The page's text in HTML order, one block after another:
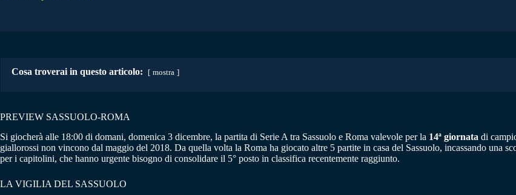
Cosa troverai in questo articolo: mostra
PREVIEW SASSUOLO-ROMA
Si giocherà alle 18:00 di domani, domenica 3 dicembre, la partita di Serie A tra Sassuolo e Roma valevole per la 14ª giornata di
giallorossi non vincono dal maggio del 2018. Da quella volta la Roma ha giocato altre 5 partite in casa del Sassuolo, incassando una
per i capitolini, che hanno urgente bisogno di consolidare il 5° posto in classifica recentemente raggiunto.
LA VIGILIA DEL SASSUOLO